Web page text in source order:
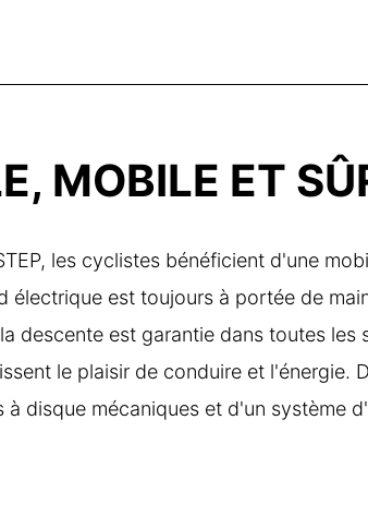
MOBILE ET
les cyclistes bénéficient d'une
électrique est toujours à portée de
descente est garantie dans toutes
le plaisir de conduire et l'énergie.
à disque mécaniques et d'un système